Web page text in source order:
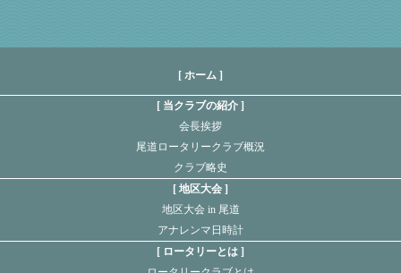
[ ホーム ]
当クラブの紹介
会長挨拶
尾道ロータリークラブ概況
クラブ略史
地区大会
地区大会 in 尾道
アナレンマ日時計
ロータリーとは